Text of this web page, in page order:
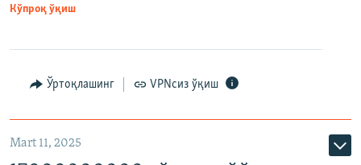
Кўпроқ ўқиш
Ўртоқлашинг VPNсиз ўқиш
Mart 11, 2025